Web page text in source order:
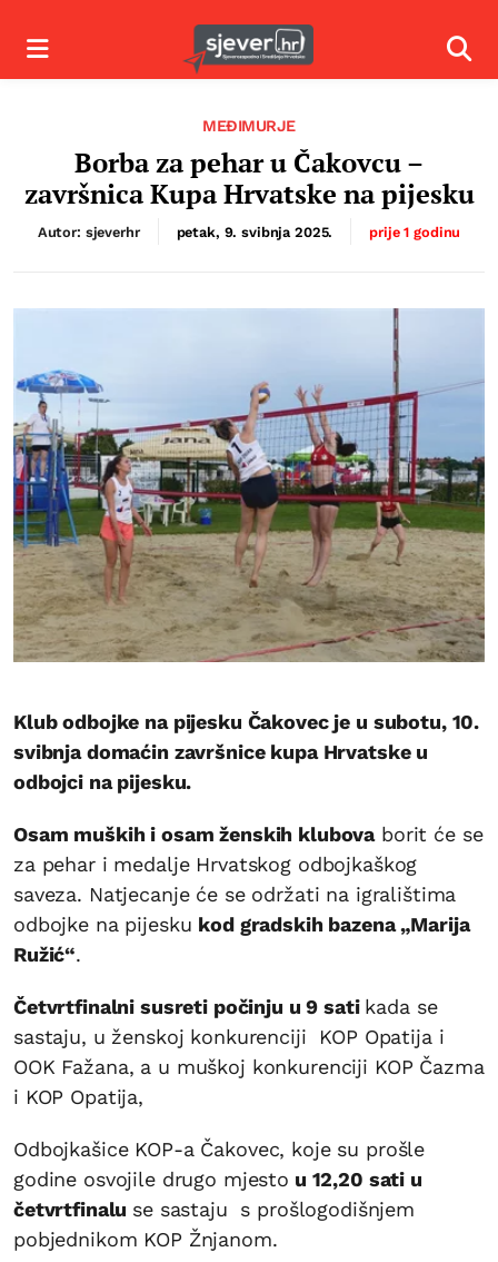
Izbornik
MEĐIMURJE
Borba za pehar u Čakovcu –
završnica Kupa Hrvatske na pijesku
Autor: sjeverhr petak, 9. svibnja 2025. prije 1 godinu
Klub odbojke na pijesku Čakovec je u subotu, 10.
svibnja domaćin završnice kupa Hrvatske u
odbojci na pijesku.
Osam muških i osam ženskih klubovaborit će se
za pehar i medalje Hrvatskog odbojkaškog
saveza. Natjecanje će se održati na igralištima
odbojke na pijesku kod gradskih bazena „Marija
Ružić“.
Četvrtfinalni susreti počinju u 9 sati kada se
sastaju, u ženskoj konkurenciji KOP Opatija i
OOK Fažana, a u muškoj konkurenciji KOP Čazma
i KOP Opatija,
Odbojkašice KOP-a Čakovec, koje su prošle
godine osvojile drugo mjesto u 12,20 sati u
četvrtfinalu se sastaju s prošlogodišnjem
pobjednikom KOP Žnjanom.